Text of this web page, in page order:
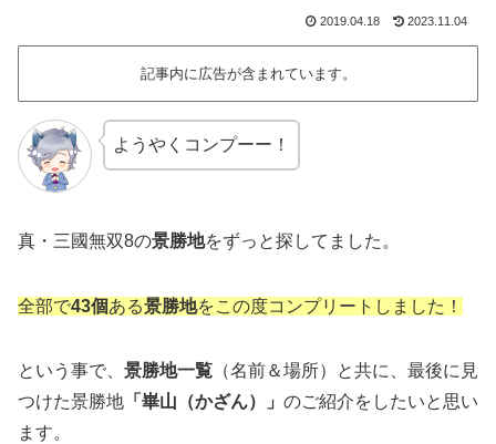
2019.04.18 2023.11.04
記事内に広告が含まれています。
ようやくコンプーー！
真・三國無双8の景勝地をずっと探してました。
全部で43個ある景勝地をこの度コンプリートしました！
という事で、 景勝地一覧 （名前＆場所）と共に、最後に見
つけた景勝地 「崋山（かざん）」 のご紹介をしたいと思い
ます。